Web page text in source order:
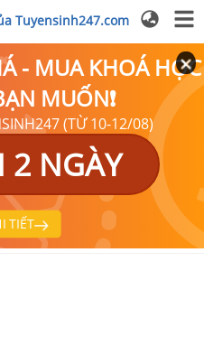
Tuyensinh247.com
- MUA KHOÁ HỌC
MUỐN❗
(TỪ 10-12/08)
2 NGÀY
TIẾT